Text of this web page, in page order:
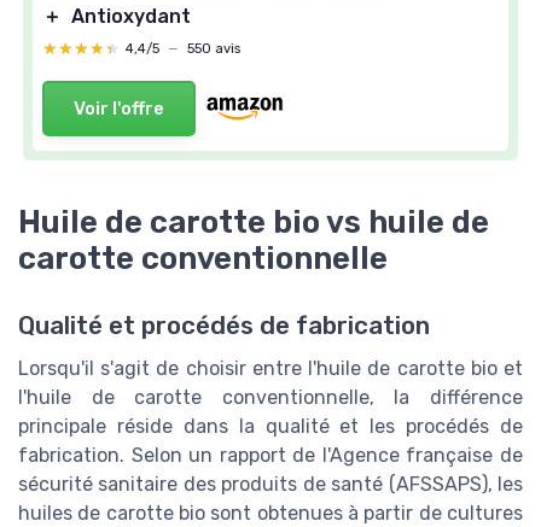
＋ Antioxydant
★★★★★
★★★★★ 4,4/5 — 550 avis
Voir l'offre
Huile de carotte bio vs huile de
carotte conventionnelle
Qualité et procédés de fabrication
Lorsqu'il s'agit de choisir entre l'huile de carotte bio et
l'huile de carotte conventionnelle, la différence
principale réside dans la qualité et les procédés de
fabrication. Selon un rapport de l'Agence française de
sécurité sanitaire des produits de santé (AFSSAPS), les
huiles de carotte bio sont obtenues à partir de cultures